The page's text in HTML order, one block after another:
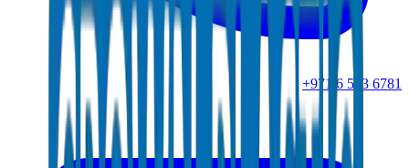
+971 6 543 6781